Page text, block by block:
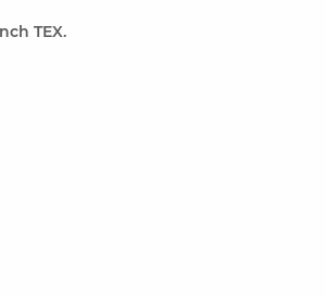
TEX.